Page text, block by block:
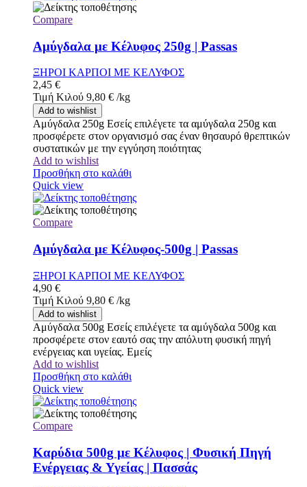
Compare
Αμύγδαλα με Κέλυφος 250g | Passas
ΞΗΡΟΙ ΚΑΡΠΟΙ ΜΕ ΚΕΛΥΦΟΣ
2,45 €
Τιμή Κιλού 9,80 € /kg
Add to wishlist
Αμύγδαλα 250g Εσείς επιλέγετε τα αμύγδαλα 250g και
προσφέρετε στον οργανισμό σας έναν θησαυρό θρεπτικών
συστατικών με την εγγύηση ποιότητας
Add to wishlist
Προσθήκη στο καλάθι
Quick view
Compare
Αμύγδαλα με Κέλυφος-500g | Passas
ΞΗΡΟΙ ΚΑΡΠΟΙ ΜΕ ΚΕΛΥΦΟΣ
4,90 €
Τιμή Κιλού 9,80 € /kg
Add to wishlist
Αμύγδαλα 500g Εσείς επιλέγετε τα αμύγδαλα 500g και
προσφέρετε στον εαυτό σας την απόλυτη φυσική πηγή
ενέργειας και υγείας. Εμείς
Add to wishlist
Προσθήκη στο καλάθι
Quick view
Compare
Καρύδια 500g με Κέλυφος | Φυσική Πηγή
Ενέργειας & Υγείας | Πασσάς